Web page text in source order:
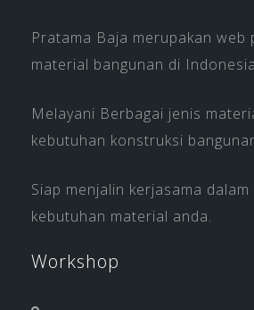
Pratama Baja merupakan web
material bangunan di
Melayani Berbagai jenis
kebutuhan konstruksi
Siap menjalin kerjasama dalam
kebutuhan material anda.
Workshop